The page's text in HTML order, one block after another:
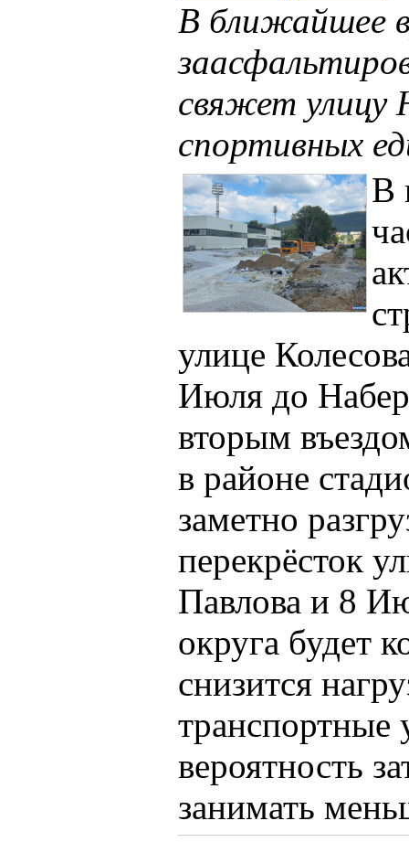
В ближайшее
свяжет
спортивных
В
улице
Июля до
вторым
в районе
заметно
перекрёсток
Павлова и 8
округа будет
снизится
транспортные
вероятность
занимать